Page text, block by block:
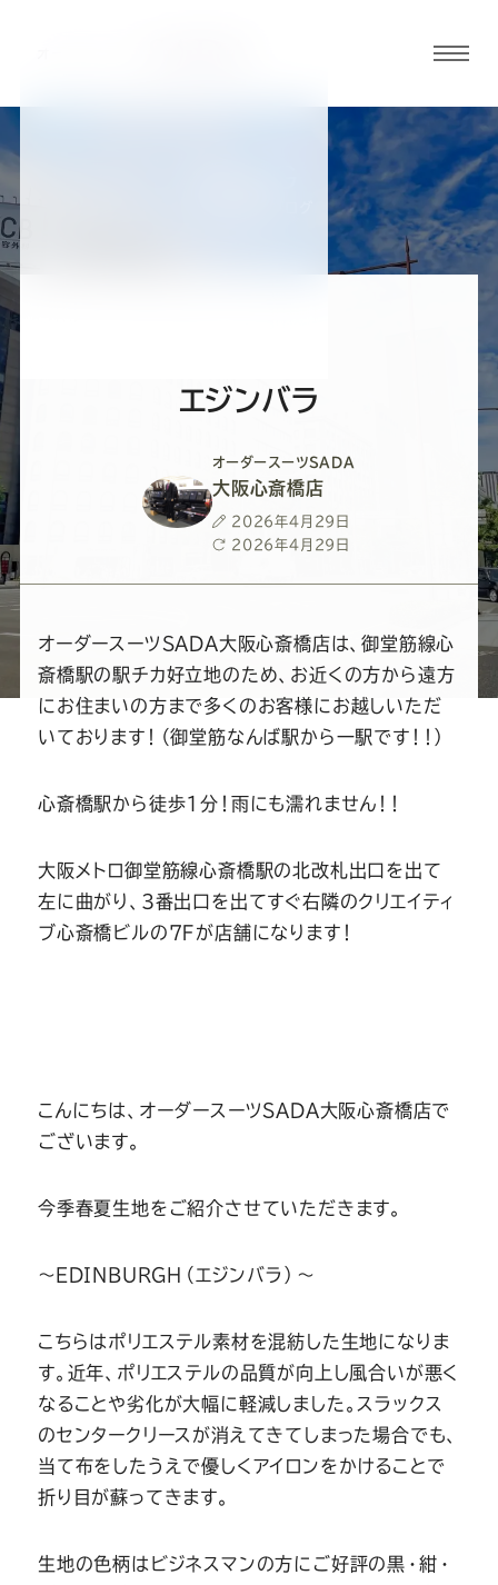
ルメ
ニュ
ーボ
タン
ー
ツ
SADA
の
公
式
ー
ー
ツ
SADA
の
公
式
ー
ー
ー
ツ
SADA
の
公
式
ー
ー
ツ
SADA
の
公
式
ー
ー
ツ
SADA
の
公
式
エジンバラ
オーダースーツSADA
大阪心斎橋店
投
稿
2026年4月29日
最
日
2026年4月29日
オーダースーツSADA大阪心斎橋店は、御堂筋線心
斎橋駅の駅チカ好立地のため、お近くの方から遠方
にお住まいの方まで多くのお客様にお越しいただ
いております！（御堂筋なんば駅から一駅です！！）
心斎橋駅から徒歩1分！雨にも濡れません！！
大阪メトロ御堂筋線心斎橋駅の北改札出口を出て
左に曲がり、3番出口を出てすぐ右隣のクリエイティ
ブ心斎橋ビルの７Ｆが店舗になります！
こんにちは、オーダースーツSADA大阪心斎橋店で
ございます。
今季春夏生地をご紹介させていただきます。
～EDINBURGH（エジンバラ）～
こちらはポリエステル素材を混紡した生地になりま
す。近年、ポリエステルの品質が向上し風合いが悪く
なることや劣化が大幅に軽減しました。スラックス
のセンタークリースが消えてきてしまった場合でも、
当て布をしたうえで優しくアイロンをかけることで
折り目が蘇ってきます。
生地の色柄はビジネスマンの方にご好評の黒・紺・